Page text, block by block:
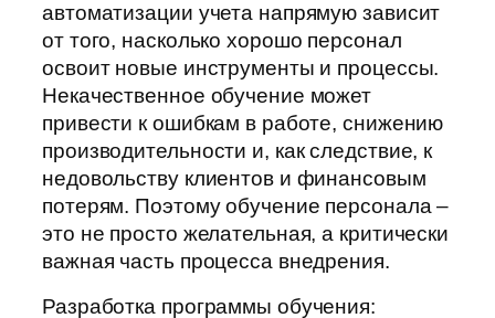
автоматизации учета напрямую зависит
от того, насколько хорошо персонал
освоит новые инструменты и процессы.
Некачественное обучение может
привести к ошибкам в работе, снижению
производительности и, как следствие, к
недовольству клиентов и финансовым
потерям. Поэтому обучение персонала –
это не просто желательная, а критически
важная часть процесса внедрения.
Разработка программы обучения: